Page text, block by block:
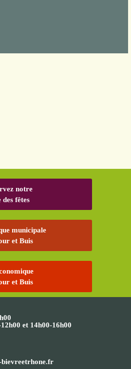
notre
des fêtes
municipale
et Buis
et Buis
et 14h00-16h00